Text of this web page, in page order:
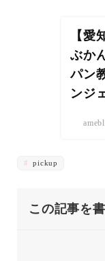
【愛
ぶか
パン
ンジ
pickup
この記事を